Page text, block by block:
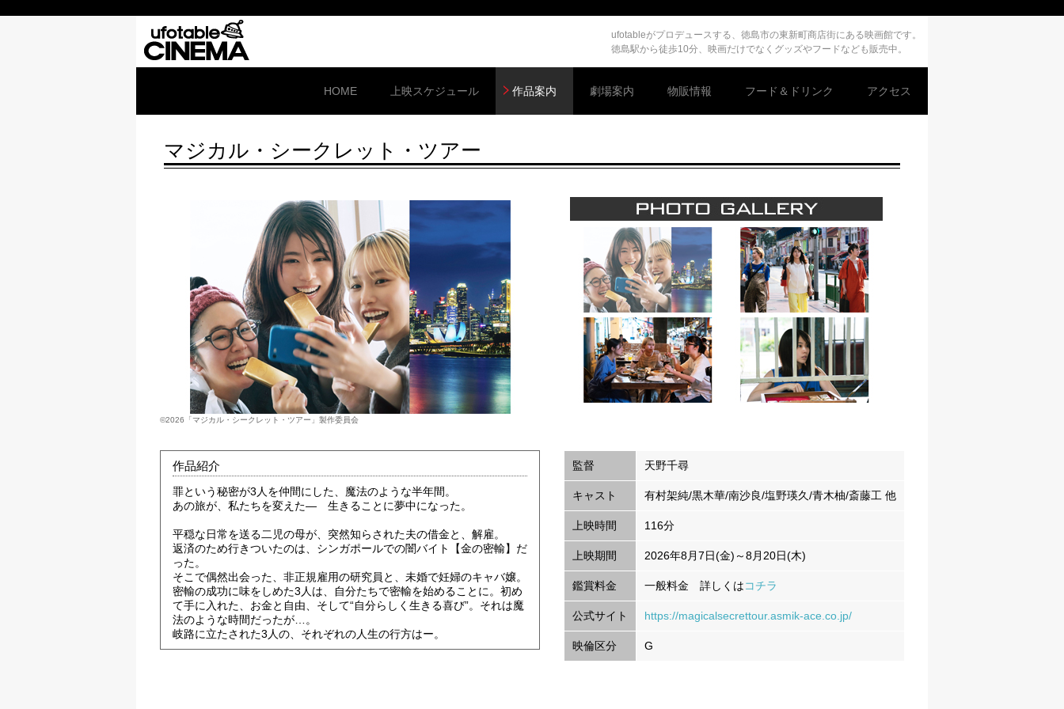
ufotableがプロデュースする、徳島市の東新町商店街にある映画館です。
徳島駅から徒歩10分、映画だけでなくグッズやフードなども販売中。
HOME 上映スケジュール 作品案内 劇場案内 物販情報 フード＆ドリンク アクセス
マジカル・シークレット・ツアー
©2026「マジカル・シークレット・ツアー」製作委員会
作品紹介
罪という秘密が3人を仲間にした、魔法のような半年間。
あの旅が、私たちを変えた― 生きることに夢中になった。
平穏な日常を送る二児の母が、突然知らされた夫の借金と、解雇。
返済のため行きついたのは、シンガポールでの闇バイト【金の密輸】だ
った。
そこで偶然出会った、非正規雇用の研究員と、未婚で妊婦のキャバ嬢。
密輸の成功に味をしめた3人は、自分たちで密輸を始めることに。初め
て手に入れた、お金と自由、そして“自分らしく生きる喜び”。それは魔
法のような時間だったが…。
岐路に立たされた3人の、それぞれの人生の行方はー。
監督 天野千尋
キャスト 有村架純/黒木華/南沙良/塩野瑛久/青木柚/斎藤工 他
上映時間 116分
上映期間 2026年8月7日(金)～8月20日(木)
鑑賞料金 一般料金 詳しくはコチラ
公式サイト https://magicalsecrettour.asmik-ace.co.jp/
映倫区分 G